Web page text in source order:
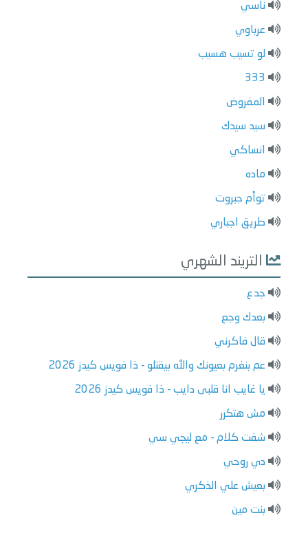
ناسي
عرباوي
لو تسيب هسيب
333
المفروض
سيد سيدك
انساكي
ماده
توأم جبروت
طريق اجباري
التريند الشهري
جدع
بعدك وجع
قال فاكرني
عم بنغرم بعيونك والله بيقتلو - ذا فويس كيدز 2026
يا غايب انا قلبى دايب - ذا فويس كيدز 2026
مش هتكرر
شفت كلام - مع ليجي سي
دي روحي
بعيش علي الذكري
بنت مين